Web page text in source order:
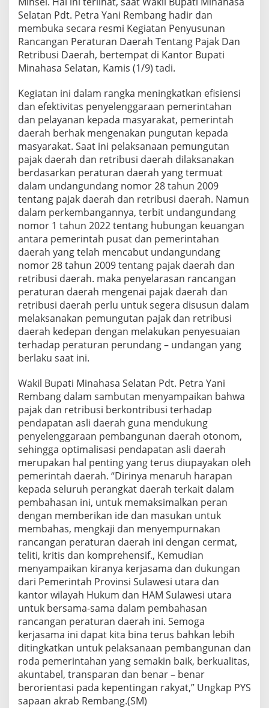
a
n
g
a
P
e
a
t
u
r
a
n
D
a
e
r
a
h
T
n
t
a
n
g
P
a
a
k
D
a
R
e
t
i
b
u
s
i
Selatan Pdt. Petra Yani Rembang hadir dan
membuka secara resmi Kegiatan Penyusunan
Rancangan Peraturan Daerah Tentang Pajak Dan
Retribusi Daerah, bertempat di Kantor Bupati
Minahasa Selatan, Kamis (1/9) tadi.
Kegiatan ini dalam rangka meningkatkan efisiensi
dan efektivitas penyelenggaraan pemerintahan
dan pelayanan kepada masyarakat, pemerintah
daerah berhak mengenakan pungutan kepada
masyarakat. Saat ini pelaksanaan pemungutan
pajak daerah dan retribusi daerah dilaksanakan
berdasarkan peraturan daerah yang termuat
dalam undangundang nomor 28 tahun 2009
tentang pajak daerah dan retribusi daerah. Namun
dalam perkembangannya, terbit undangundang
nomor 1 tahun 2022 tentang hubungan keuangan
antara pemerintah pusat dan pemerintahan
daerah yang telah mencabut undangundang
nomor 28 tahun 2009 tentang pajak daerah dan
retribusi daerah. maka penyelarasan rancangan
peraturan daerah mengenai pajak daerah dan
retribusi daerah perlu untuk segera disusun dalam
melaksanakan pemungutan pajak dan retribusi
daerah kedepan dengan melakukan penyesuaian
terhadap peraturan perundang – undangan yang
berlaku saat ini.
Wakil Bupati Minahasa Selatan Pdt. Petra Yani
Rembang dalam sambutan menyampaikan bahwa
pajak dan retribusi berkontribusi terhadap
pendapatan asli daerah guna mendukung
penyelenggaraan pembangunan daerah otonom,
sehingga optimalisasi pendapatan asli daerah
merupakan hal penting yang terus diupayakan oleh
pemerintah daerah. “Dirinya menaruh harapan
kepada seluruh perangkat daerah terkait dalam
pembahasan ini, untuk memaksimalkan peran
dengan memberikan ide dan masukan untuk
membahas, mengkaji dan menyempurnakan
rancangan peraturan daerah ini dengan cermat,
teliti, kritis dan komprehensif., Kemudian
menyampaikan kiranya kerjasama dan dukungan
dari Pemerintah Provinsi Sulawesi utara dan
kantor wilayah Hukum dan HAM Sulawesi utara
untuk bersama-sama dalam pembahasan
rancangan peraturan daerah ini. Semoga
kerjasama ini dapat kita bina terus bahkan lebih
ditingkatkan untuk pelaksanaan pembangunan dan
roda pemerintahan yang semakin baik, berkualitas,
akuntabel, transparan dan benar – benar
berorientasi pada kepentingan rakyat,” Ungkap PYS
sapaan akrab Rembang.(SM)